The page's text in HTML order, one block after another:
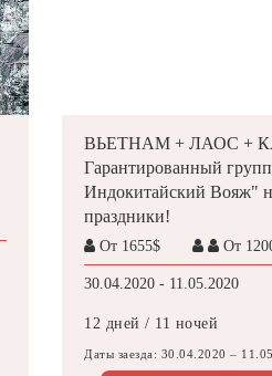
ВЬЕТНАМ + ЛАОС +
Гарантированный
Индокитайский Вояж"
праздники!
От 1655$ От
30.04.2020 - 11.05.2020
12 дней / 11 ночей
Даты заезда: 30.04.2020 –